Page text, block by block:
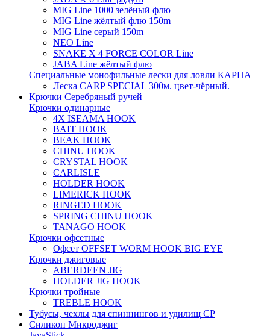
MIG Line 1000 зелёный флю
MIG Line жёлтый флю 150m
MIG Line серый 150m
NEO Line
SNAKE X 4 FORCE COLOR Line
JABA Line жёлтый флю
Специальные монофильные лески для ловли КАРПА
Леска CARP SPECIAL 300м. цвет-чёрный.
Крючки Серебряный ручей
Крючки одинарные
4X ISEAMA HOOK
BAIT HOOK
BEAK HOOK
CHINU HOOK
CRYSTAL HOOK
CARLISLE
HOLDER HOOK
LIMERICK HOOK
RINGED HOOK
SPRING CHINU HOOK
TANAGO HOOK
Крючки офсетные
Офсет OFFSET WORM HOOK BIG EYE
Крючки джиговые
ABERDEEN JIG
HOLDER JIG HOOK
Крючки тройные
TREBLE HOOK
Тубусы, чехлы для спиннингов и удилищ СР
Силикон Микроджиг